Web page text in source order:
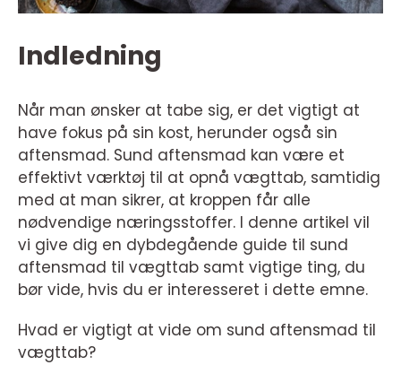
Indledning
Når man ønsker at tabe sig, er det vigtigt at
have fokus på sin kost, herunder også sin
aftensmad. Sund aftensmad kan være et
effektivt værktøj til at opnå vægttab, samtidig
med at man sikrer, at kroppen får alle
nødvendige næringsstoffer. I denne artikel vil
vi give dig en dybdegående guide til sund
aftensmad til vægttab samt vigtige ting, du
bør vide, hvis du er interesseret i dette emne.
Hvad er vigtigt at vide om sund aftensmad til
vægttab?